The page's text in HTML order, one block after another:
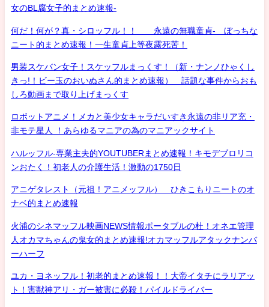
女のBL腐女子的まとめ速報-
何だ！何が？真・シロッフル！！ 永遠の無職童貞- ぼっちな
ニート的まとめ速報！一生童貞上等夜露死苦！
男装スケバン女子！スケッフルまっくす！（新・ナンノひゃくし
きっ!！ビー玉のおいぬさん的まとめ速報） 話題な事件からおも
しろ動画まで取り上げまっくす
ロボットアニメ！メカと美少女キャラだいすき永遠の非リア充・
非モテ星人 ！あらゆるマニアの為のマニアックサイト
ハルッフル-専業主夫的YOUTUBERまとめ速報！キモデブロリコ
ンおたく！初老人の介護生活！激動の1750日
アニゲタレスト（元祖！アニメッフル） ひきこもりニートのオ
ナベ的まとめ速報
火浦のシネマッフル映画NEWS情報ポータブルの杜！オネエ管理
人オカマちゃんの鬼女的まとめ速報!オカマッフルアタックナンバ
ーハーフ
ユカ・ヨネッフル！初老的まとめ速報！！大帝イタチにラリアッ
ト！害獣神アリ・ガー被害に必殺！パイルドライバー